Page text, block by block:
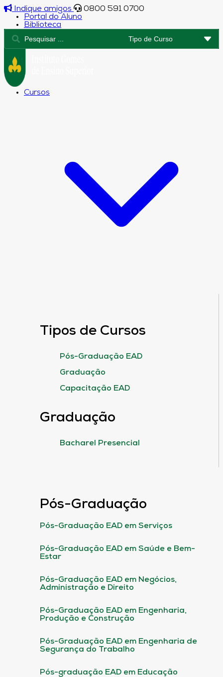
Indique amigos
0800 591 0700
Portal do Aluno
Biblioteca
Cursos
Tipos de Cursos
Pós-Graduação EAD
Graduação
Capacitação EAD
Graduação
Bacharel Presencial
Pós-Graduação
Pós-Graduação EAD em Serviços
Pós-Graduação EAD em Saúde e Bem-
Estar
Pós-Graduação EAD em Negócios,
Administração e Direito
Pós-Graduação EAD em Engenharia,
Produção e Construção
Pós-Graduação EAD em Engenharia de
Segurança do Trabalho
Pós-graduação EAD em Educação